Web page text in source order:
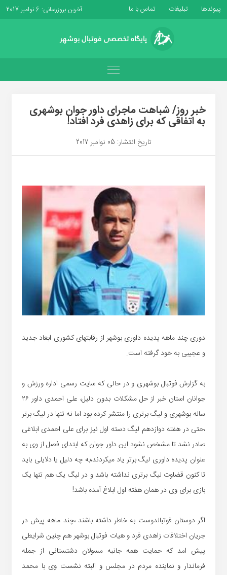
پیوندها تبلیغات تماس با ما آخرین بروزرسانی: 6 نوامبر 2017
خبر روز/ شباهت ماجرای داور جوان بوشهری
به اتفاقی که برای زاهدی فرد افتاد!
تاریخ انتشار: 05 نوامبر 2017
دوری چند ماهه پدیده داوری بوشهر از رقابتهای کشوری ابعاد جدید
و عجیبی به خود گرفته است.
به گزارش فوتبال بوشهری و در حالی که سایت رسمی اداره ورزش و
جوانان استان خبر از حل مشکلات بدون دلیل، علی احمدی داور ۲۶
ساله بوشهری و لیگ برتری را منتشر کرده بود اما نه تنها در لیگ برتر
،حتی در هفته دوازدهم لیگ دسته اول نیز برای علی احمدی ابلاغی
صادر نشد تا مشخص نشود این داور جوان که ابتدای فصل از وی به
عنوان پدیده داوری لیگ برتر یاد میکردند،به چه دلیل یا دلایلی باید
تا کنون قضاوت لیگ برتری نداشته باشد و در لیگ یک هم تنها یک
بازی برای وی در همان هفته اول ابلاغ آمده باشد!
اگر دوستان فوتبالدوست به خاطر داشته باشند ،چند ماهه پیش در
جریان اختلافات زاهدی فرد و هیات فوتبال بوشهر هم چنین شرایطی
پیش امد که حمایت همه جانبه مسولان دشتستانی از جمله
فرماندار و نماینده مردم در مجلس و البته نشست وی با محمد